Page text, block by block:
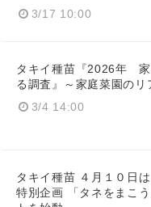
3/17 10:00
タキイ種苗『2026年 家
る調査』～家庭菜園のリ
3/4 14:00
タキイ種苗 ４月１０日は
特別企画 「タネをまこ